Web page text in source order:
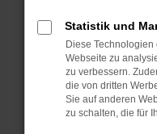
Betriebssystem
sind.
Veraltete
führen, dass
unterstützt
Statistik und
Diese
Webseite zu
zu verbessern.
die von dritten
Sie auf anderen
zu schalten, die für